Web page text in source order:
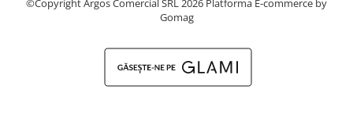
©Copyright Argos Comercial SRL 2026 Platforma E-commerce by
Gomag